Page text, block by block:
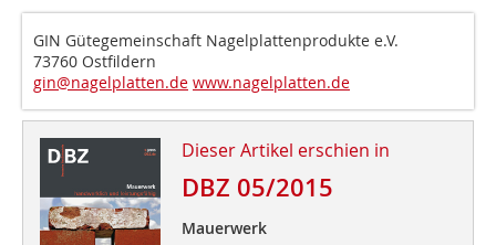
GIN Gütegemeinschaft Nagelplattenprodukte e.V.
73760 Ostfildern
gin@nagelplatten.de www.nagelplatten.de
Dieser Artikel erschien in
DBZ 05/2015
Mauerwerk